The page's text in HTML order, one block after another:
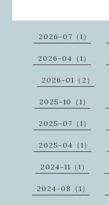
2026-07（1）
2026-04（1）
2026-01（2）
2025-10（1）
2025-07（1）
2025-04（1）
2024-11（1）
2024-08（1）